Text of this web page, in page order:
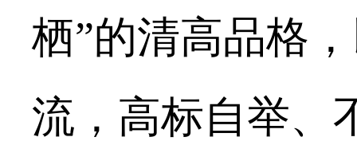
栖”的清高品格
流，高标自举、